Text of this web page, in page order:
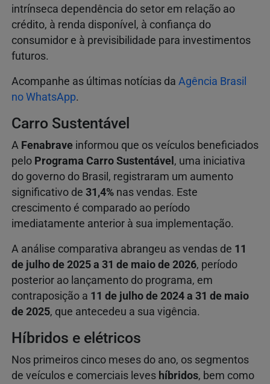
intrínseca dependência do setor em relação ao
crédito, à renda disponível, à confiança do
consumidor e à previsibilidade para investimentos
futuros.
Acompanhe as últimas notícias da Agência Brasil
no WhatsApp.
Carro Sustentável
A Fenabrave informou que os veículos beneficiados
pelo Programa Carro Sustentável , uma iniciativa
do governo do Brasil, registraram um aumento
significativo de 31,4% nas vendas. Este
crescimento é comparado ao período
imediatamente anterior à sua implementação.
A análise comparativa abrangeu as vendas de 11
de julho de 2025 a 31 de maio de 2026, período
posterior ao lançamento do programa, em
contraposição a 11 de julho de 2024 a 31 de maio
de 2025, que antecedeu a sua vigência.
Híbridos e elétricos
Nos primeiros cinco meses do ano, os segmentos
de veículos e comerciais leves híbridos, bem como